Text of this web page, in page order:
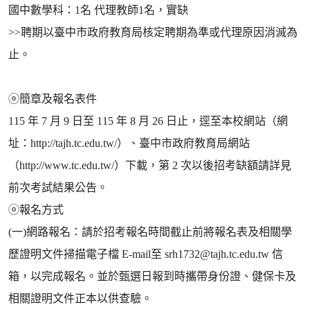
國中數學科：1名 代理教師1名，實缺
>>聘期以臺中市政府教育局核定聘期為準或代理原因消滅為
止。
ⓞ簡章及報名表件
115 年 7 月 9 日至 115 年 8 月 26 日止，逕至本校網站（網
址：http://tajh.tc.edu.tw/）、臺中市政府教育局網站
（http://www.tc.edu.tw/）下載，第 2 次以後招考缺額請詳見
前次考試結果公告。
ⓞ報名方式
(一)網路報名：請於招考報名時間截止前將報名表及相關學
歷證明文件掃描電子檔 E-mail至 srh1732@tajh.tc.edu.tw 信
箱，以完成報名。並於甄選日報到時攜帶身份證、健保卡及
相關證明文件正本以供查驗。